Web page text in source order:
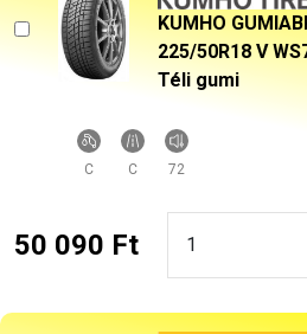
KUMHO
225/50R18 V
Téli gumi
C C 72
50 090 Ft